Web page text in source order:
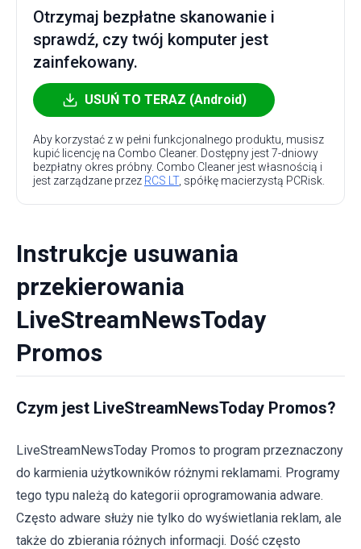
Otrzymaj bezpłatne skanowanie i
sprawdź, czy twój komputer jest
zainfekowany.
USUŃ TO TERAZ (Android)
Aby korzystać z w pełni funkcjonalnego produktu, musisz
kupić licencję na Combo Cleaner. Dostępny jest 7-dniowy
bezpłatny okres próbny. Combo Cleaner jest własnością i
jest zarządzane przez RCS LT, spółkę macierzystą PCRisk.
Instrukcje usuwania
przekierowania
LiveStreamNewsToday
Promos
Czym jest LiveStreamNewsToday Promos?
LiveStreamNewsToday Promos to program przeznaczony
do karmienia użytkowników różnymi reklamami. Programy
tego typu należą do kategorii oprogramowania adware.
Często adware służy nie tylko do wyświetlania reklam, ale
także do zbierania różnych informacji. Dość często